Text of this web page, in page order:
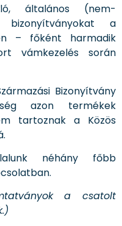
általános (nem-
bizonyítványokat a
– főként harmadik
vámkezelés során
Bizonyítvány
azon termékek
tartoznak a Közös
néhány főbb
a csatolt